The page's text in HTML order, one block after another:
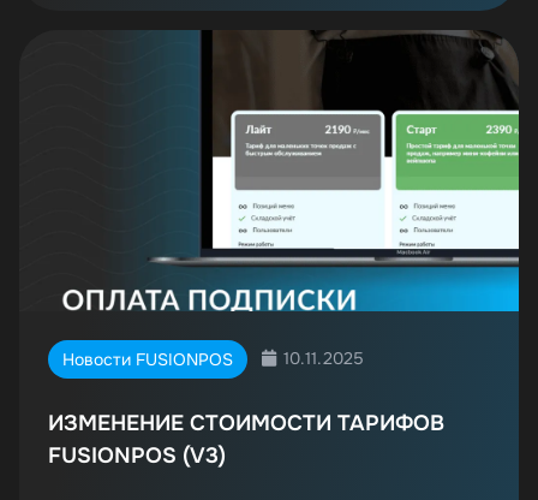
Новости FUSIONPOS 10.11.2025
ИЗМЕНЕНИЕ СТОИМОСТИ ТАРИФОВ
FUSIONPOS (V3)